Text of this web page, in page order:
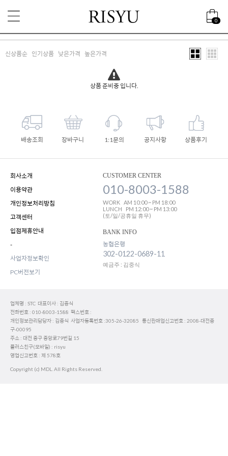
0
신상품순 인기상품 낮은가격 높은가격
상품 준비중 입니다.
배송조회 장바구니 1:1문의 공지사항 상품후기
회사소개
이용약관
개인정보처리방침
고객센터
입점제휴안내
-
사업자정보확인
PC버전보기
CUSTOMER CENTER
010-8003-1588
WORK AM 10:00 ~ PM 18:00
LUNCH
PM 12:00 ~ PM 13:00
(토/일/공휴일 휴무)
BANK INFO
농협은행
302-0122-0689-11
예금주 : 김중식
업체명 : STC 대표이사 : 김중식
전화번호 : 010-8003-1588 팩스번호 :
개인정보관리담당자 : 김중식 사업자등록번호 :305-26-32085 통신판매업신고번호 : 2008-대전중
구-00095
주소 : 대전 중구 중앙로79번길 15
플러스친구(모바일) : risyu
영업신고번호 : 제 578호
Copyright (c) MDL. All Rights Reserved.